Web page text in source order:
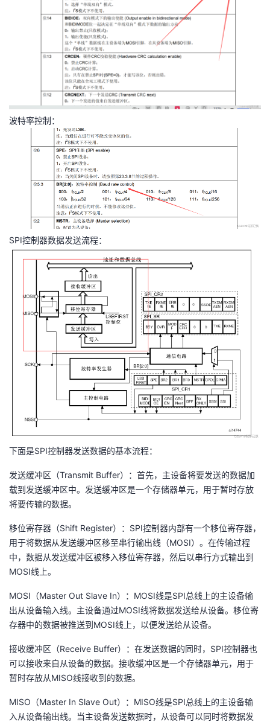
波特率控制：
SPI控制器数据发送流程：
下面是SPI控制器发送数据的基本流程：
发送缓冲区（Transmit Buffer）：首先，主设备将要发送的数据加
载到发送缓冲区中。发送缓冲区是一个存储器单元，用于暂时存放
将要传输的数据。
移位寄存器（Shift Register）：SPI控制器内部有一个移位寄存器，
用于将数据从发送缓冲区移至串行输出线（MOSI）。在传输过程
中，数据从发送缓冲区被移入移位寄存器，然后以串行方式输出到
MOSI线上。
MOSI（Master Out Slave In）：MOSI线是SPI总线上的主设备输
出从设备输入线。主设备通过MOSI线将数据发送给从设备。移位寄
存器中的数据被推送到MOSI线上，以便发送给从设备。
接收缓冲区（Receive Buffer）：在发送数据的同时，SPI控制器也
可以接收来自从设备的数据。接收缓冲区是一个存储器单元，用于
暂时存放从MISO线接收到的数据。
MISO（Master In Slave Out）：MISO线是SPI总线上的主设备输
入从设备输出线。当主设备发送数据时，从设备可以同时将数据发